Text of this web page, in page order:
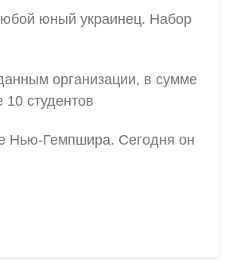
юный украинец. Набор
организации, в сумме
студентов
Нью-Гемпшира. Сегодня он